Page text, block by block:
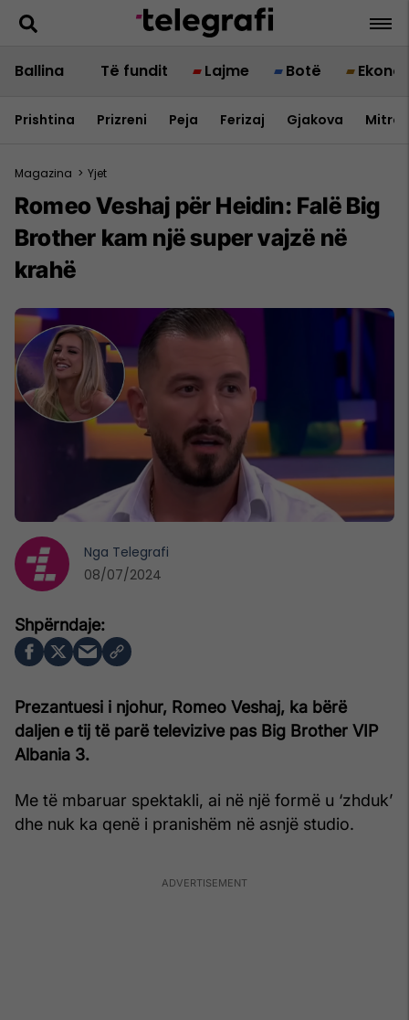
Ballina Të fundit Lajme Botë
Prishtina Prizreni Peja Ferizaj Gjakova
Magazina > Yjet
Romeo Veshaj për Heidin: Falë Big
Brother kam një super vajzë në
krahë
Prezantuesi i njohur, Romeo Veshaj, ka bërë
daljen e tij të parë televizive pas Big Brother VIP
Albania 3.
Me të mbaruar spektakli, ai në një formë u ‘zhduk’
dhe nuk ka qenë i pranishëm në asnjë studio.
Nga Telegrafi
08/07/2024